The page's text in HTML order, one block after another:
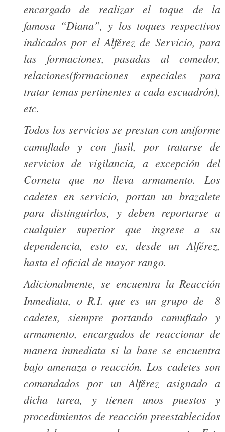
encargado de realizar el toque de la
famosa “Diana”, y los toques respectivos
indicados por el Alférez de Servicio, para
las formaciones, pasadas al comedor,
relaciones(formaciones especiales para
tratar temas pertinentes a cada escuadrón),
etc.
Todos los servicios se prestan con uniforme
camuflado y con fusil, por tratarse de
servicios de vigilancia, a excepción del
Corneta que no lleva armamento. Los
cadetes en servicio, portan un brazalete
para distinguirlos, y deben reportarse a
cualquier superior que ingrese a su
dependencia, esto es, desde un Alférez,
hasta el oficial de mayor rango.
Adicionalmente, se encuentra la Reacción
Inmediata, o R.I. que es un grupo de 8
cadetes, siempre portando camuflado y
armamento, encargados de reaccionar de
manera inmediata si la base se encuentra
bajo amenaza o reacción. Los cadetes son
comandados por un Alférez asignado a
dicha tarea, y tienen unos puestos y
procedimientos de reacción preestablecidos